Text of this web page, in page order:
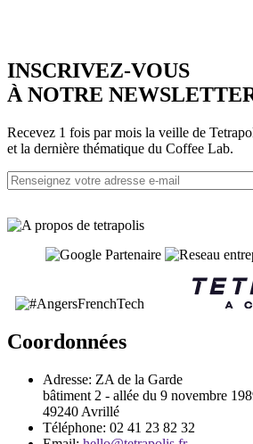
INSCRIVEZ-VOUS
À NOTRE
Recevez 1 fois par mois la veille de
et la dernière thématique du Coffee Lab.
Coordonnées
Adresse: ZA de la Garde
bâtiment 2 - allée du 9 novembre
49240 Avrillé
Téléphone: 02 41 23 82 32